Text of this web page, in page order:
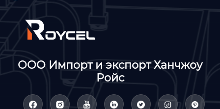
ООО Импорт и экспорт Ханчжоу
Ройс
      